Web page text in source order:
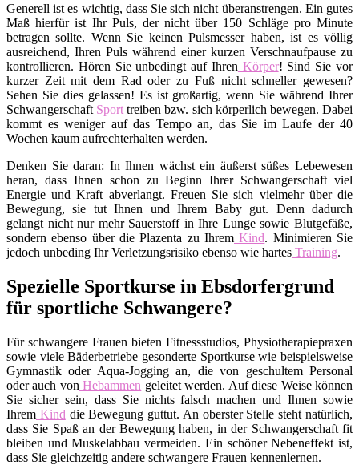
Generell ist es wichtig, dass Sie sich nicht überanstrengen. Ein gutes
Maß hierfür ist Ihr Puls, der nicht über 150 Schläge pro Minute
betragen sollte. Wenn Sie keinen Pulsmesser haben, ist es völlig
ausreichend, Ihren Puls während einer kurzen Verschnaufpause zu
kontrollieren. Hören Sie unbedingt auf Ihren Körper! Sind Sie vor
kurzer Zeit mit dem Rad oder zu Fuß nicht schneller gewesen?
Sehen Sie dies gelassen! Es ist großartig, wenn Sie während Ihrer
Schwangerschaft Sport treiben bzw. sich körperlich bewegen. Dabei
kommt es weniger auf das Tempo an, das Sie im Laufe der 40
Wochen kaum aufrechterhalten werden.
Denken Sie daran: In Ihnen wächst ein äußerst süßes Lebewesen
heran, dass Ihnen schon zu Beginn Ihrer Schwangerschaft viel
Energie und Kraft abverlangt. Freuen Sie sich vielmehr über die
Bewegung, sie tut Ihnen und Ihrem Baby gut. Denn dadurch
gelangt nicht nur mehr Sauerstoff in Ihre Lunge sowie Blutgefäße,
sondern ebenso über die Plazenta zu Ihrem Kind. Minimieren Sie
jedoch unbeding Ihr Verletzungsrisiko ebenso wie hartes Training.
Spezielle Sportkurse in Ebsdorfergrund
für sportliche Schwangere?
Für schwangere Frauen bieten Fitnessstudios, Physiotherapiepraxen
sowie viele Bäderbetriebe gesonderte Sportkurse wie beispielsweise
Gymnastik oder Aqua-Jogging an, die von geschultem Personal
oder auch von Hebammen geleitet werden. Auf diese Weise können
Sie sicher sein, dass Sie nichts falsch machen und Ihnen sowie
Ihrem Kind die Bewegung guttut. An oberster Stelle steht natürlich,
dass Sie Spaß an der Bewegung haben, in der Schwangerschaft fit
bleiben und Muskelabbau vermeiden. Ein schöner Nebeneffekt ist,
dass Sie gleichzeitig andere schwangere Frauen kennenlernen.